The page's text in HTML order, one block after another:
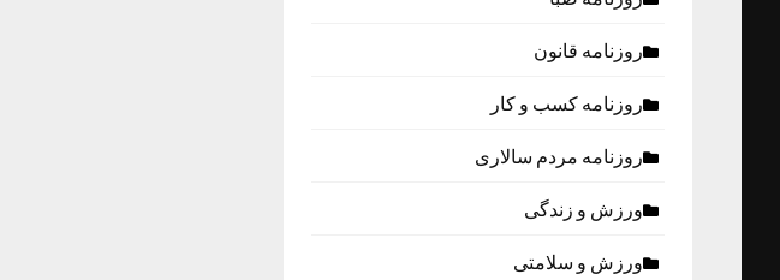
روزنامه قانون
روزنامه كسب و كار
روزنامه مردم سالاری
ورزش و زندگی
ورزش و سلامتی